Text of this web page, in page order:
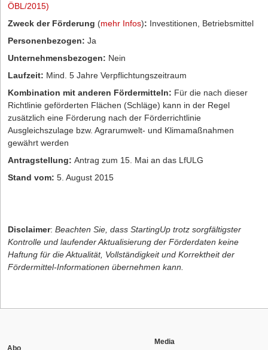
ÖBL/2015)
Zweck der Förderung (mehr Infos): Investitionen, Betriebsmittel
Personenbezogen: Ja
Unternehmensbezogen: Nein
Laufzeit: Mind. 5 Jahre Verpflichtungszeitraum
Kombination mit anderen Fördermitteln: Für die nach dieser
Richtlinie geförderten Flächen (Schläge) kann in der Regel
zusätzlich eine Förderung nach der Förderrichtlinie
Ausgleichszulage bzw. Agrarumwelt- und Klimamaßnahmen
gewährt werden
Antragstellung: Antrag zum 15. Mai an das LfULG
Stand vom: 5. August 2015
Disclaimer: Beachten Sie, dass StartingUp trotz sorgfältigster
Kontrolle und laufender Aktualisierung der Förderdaten keine
Haftung für die Aktualität, Vollständigkeit und Korrektheit der
Fördermittel-Informationen übernehmen kann.
Abo
Media